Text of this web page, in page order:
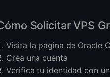
Solicitar VPS
Visita la página de Oracle
Crea una cuenta
Verifica tu identidad con